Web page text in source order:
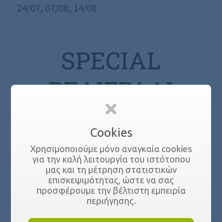
24/07, 07/08, 14/08
SPECIAL
ΒΕΛΙΓΡΑΔΙ
Πασχαλινά Ευρώπη Οδικώς
Ταξίδια /
30/04 – 03/05
ΒΌΡΕΙΑ
Cookies
Χρησιμοποιούμε μόνο αναγκαία cookies
για την καλή λειτουργία του ιστότοπου
μας και τη μέτρηση στατιστικών
επισκεψιμότητας, ώστε να σας
προσφέρουμε την βέλτιστη εμπειρία
περιήγησης.